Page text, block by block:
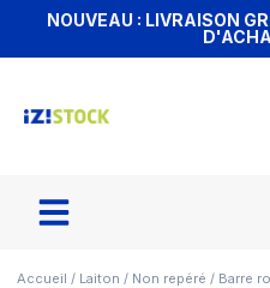
NOUVEAU : LIVRAISON
Accueil / Laiton / Non repéré / Barre